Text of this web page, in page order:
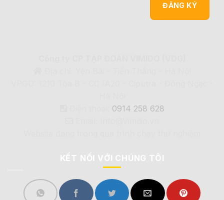
0914 258 628
KẾT NỐI VỚI CHÚNG TÔI